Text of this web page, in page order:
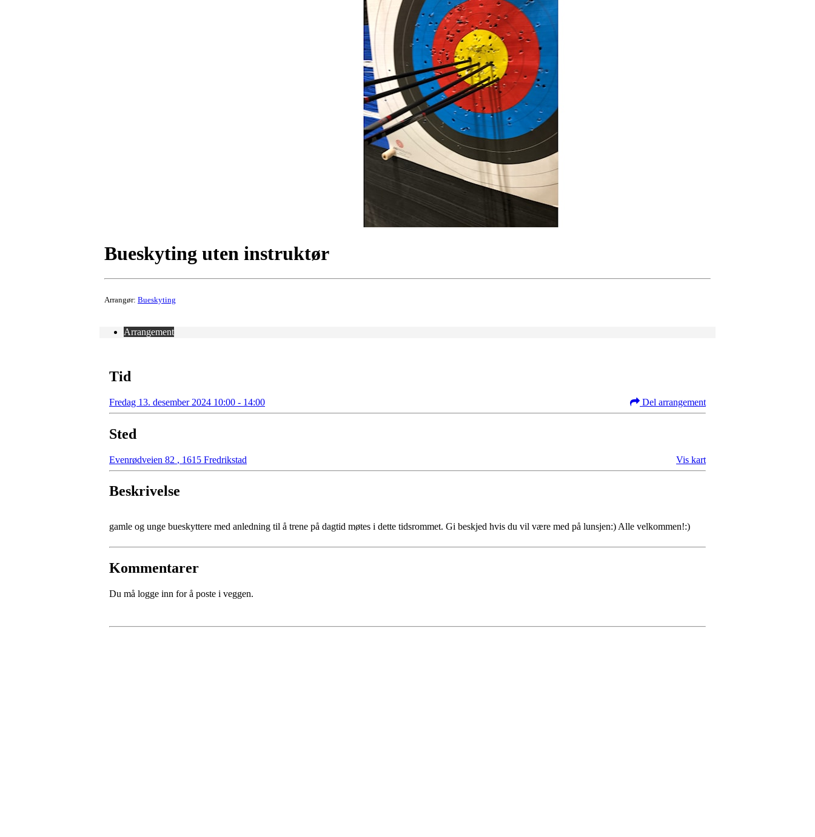
Bueskyting uten instruktør
Arrangør: Bueskyting
Arrangement
Tid
Fredag 13. desember 2024 10:00 - 14:00 Del arrangement
Sted
Evenrødveien 82 , 1615 Fredrikstad Vis kart
Beskrivelse
gamle og unge bueskyttere med anledning til å trene på dagtid møtes i dette tidsrommet. Gi beskjed hvis du vil være med på lunsjen:) Alle velkommen!:)
Kommentarer
Du må logge inn for å poste i veggen.